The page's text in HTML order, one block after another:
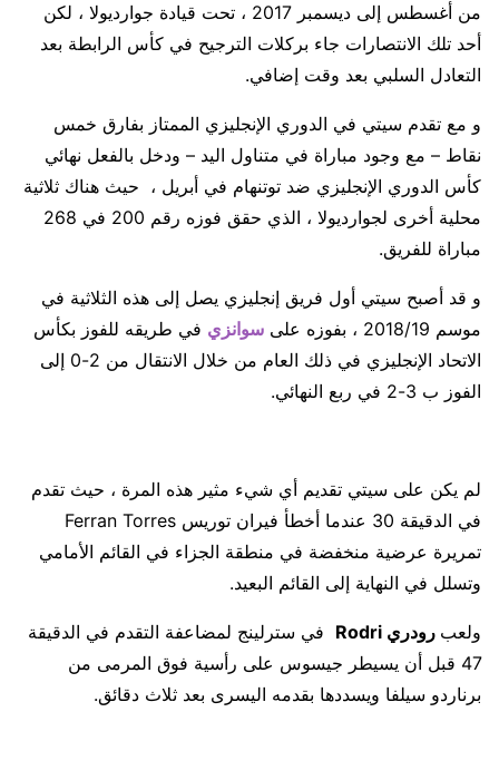
من أغسطس إلى ديسمبر 2017 ، تحت قيادة جوارديولا ، لكن
أحد تلك الانتصارات جاء بركلات الترجيح في كأس الرابطة بعد
التعادل السلبي بعد وقت إضافي.
و مع تقدم سيتي في الدوري الإنجليزي الممتاز بفارق خمس
نقاط – مع وجود مباراة في متناول اليد – ودخل بالفعل نهائي
كأس الدوري الإنجليزي ضد توتنهام في أبريل ، حيث هناك ثلاثية
محلية أخرى لجوارديولا ، الذي حقق فوزه رقم 200 في 268
مباراة للفريق.
و قد أصبح سيتي أول فريق إنجليزي يصل إلى هذه الثلاثية في
موسم 2018/19 ، بفوزه على
سوانزي في طريقه للفوز بكأس
الاتحاد الإنجليزي في ذلك العام من خلال الانتقال من 2-0 إلى
الفوز ب 3-2 في ربع النهائي.
لم يكن على سيتي تقديم أي شيء مثير هذه المرة ، حيث تقدم
في الدقيقة 30 عندما أخطأ فيران توريس Ferran Torres
تمريرة عرضية منخفضة في منطقة الجزاء في القائم الأمامي
وتسلل في النهاية إلى القائم البعيد.
ولعب رودري Rodri
في سترلينج لمضاعفة التقدم في الدقيقة
47 قبل أن يسيطر جيسوس على رأسية فوق المرمى من
برناردو سيلفا ويسددها بقدمه اليسرى بعد ثلاث دقائق.